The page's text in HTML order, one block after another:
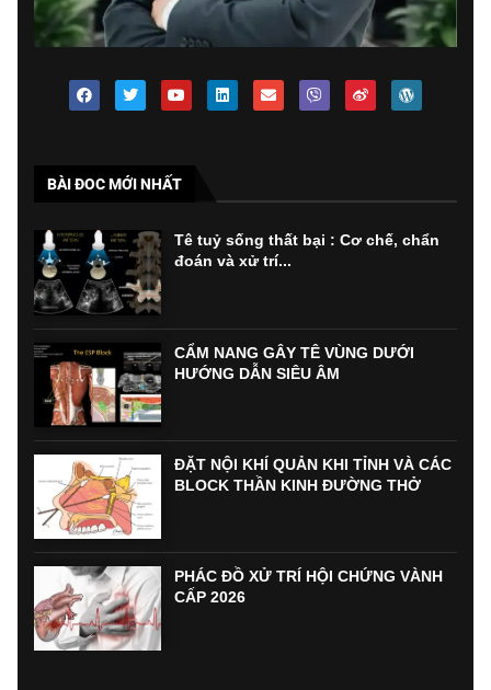
BÀI ĐOC MỚI NHẤT
Tê tuỷ sống thất bại : Cơ chế, chẩn
đoán và xử trí...
CẨM NANG GÂY TÊ VÙNG DƯỚI
HƯỚNG DẪN SIÊU ÂM
ĐẶT NỘI KHÍ QUẢN KHI TỈNH VÀ CÁC
BLOCK THẦN KINH ĐƯỜNG THỞ
PHÁC ĐỒ XỬ TRÍ HỘI CHỨNG VÀNH
CẤP 2026